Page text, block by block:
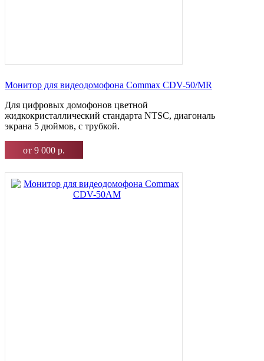
Монитор для видеодомофона Commax CDV-50/MR
Для цифровых домофонов цветной
жидкокристаллический стандарта NTSC, диагональ
экрана 5 дюймов, с трубкой.
от 9 000 р.